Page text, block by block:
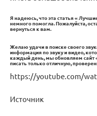
Я надеюсь, что эта статья «
немного помогла. Пожалуйста,
вернуться к вам.
Желаю удачи в поиске своего
информация по звуку и видео,
каждый день, мы обновляем сайт
писать только отличную,
https://youtube.com/
Источник